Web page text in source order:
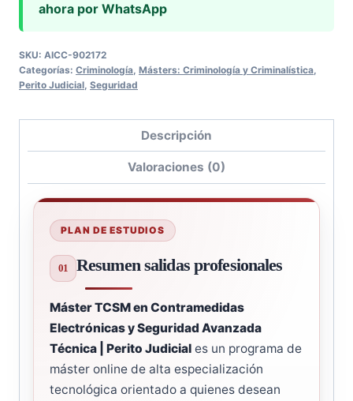
Seguridad
Tecnica
cantidad
ahora por WhatsApp
SKU: AICC-902172
Categorías: Criminología, Másters: Criminología y Criminalística,
Perito Judicial, Seguridad
Descripción
Valoraciones (0)
PLAN DE ESTUDIOS
Resumen salidas profesionales
Máster TCSM en Contramedidas
Electrónicas y Seguridad Avanzada
Técnica | Perito Judicial es un programa de
máster online de alta especialización
tecnológica orientado a quienes desean